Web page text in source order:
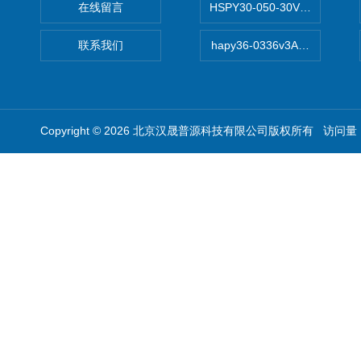
在线留言
联系我们
HSPY30-050-30V/-05A可调
hapy36-0336v3A高精度小型
Copyright © 2026 北京汉晟普源科技有限公司版权所有 访问量